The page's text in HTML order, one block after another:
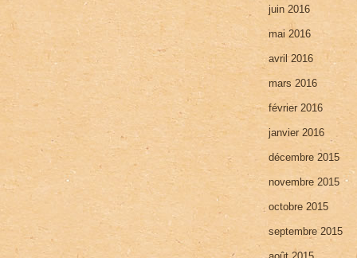
juin 2016
mai 2016
avril 2016
mars 2016
février 2016
janvier 2016
décembre 2015
novembre 2015
octobre 2015
septembre 2015